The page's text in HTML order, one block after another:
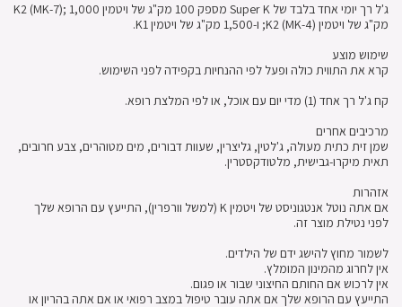
ג'ל רך יומי אחד בלבד של Super K מספק 100 מק"ג של ויטמין K2 (MK-7); 1,000
מק"ג של ויטמין K2 (MK-4); ו-1,500 מק"ג של ויטמין K1.
שימוש מוצע
קרא את התווית כולה ופעל לפי ההנחיות בקפידה לפני השימוש.
קח ג'ל רך אחד (1) מדי יום עם אוכל, או לפי המלצת רופא.
מרכיבים אחרים
שמן זית כתית מעולה, ג'לטין, גליצרין, שעוות דבורים, מים מטוהרים, צבע חרובים,
תאית מיקרו-גבישית, מלטודקסטרין.
אזהרות
אם אתה נוטל אנטגוניסט של ויטמין K (למשל וורפרין), התייעץ עם הרופא שלך
לפני נטילת מוצר זה.
לשמור מחוץ להישג ידם של הילדים.
אין לחרוג מהמינון המומלץ.
אין לרכוש אם החותם החיצוני שבור או פגום.
התייעץ עם הרופא שלך אם אתה עובר טיפול במצב רפואי או אם אתה בהריון או